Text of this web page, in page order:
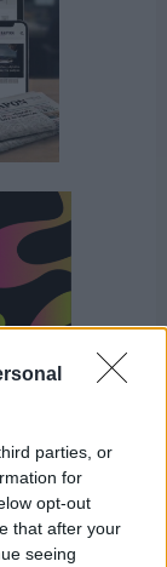
parties, or
for
opt-out
that after your
seeing